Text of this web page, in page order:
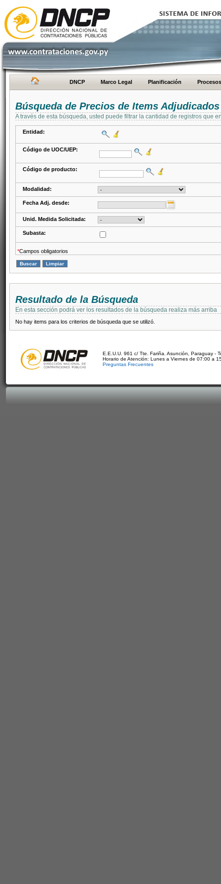
DNCP Marco Legal Planificación Procesos
Búsqueda de Precios de Items Adjudicados
A través de esta búsqueda, usted puede filtrar la cantidad de registros que
Entidad:
Código de UOC/UEP:
Código de producto:
Modalidad:
Fecha Adj. desde:
Unid. Medida Solicitada:
Subasta:
*Campos obligatorios
Resultado de la Búsqueda
En esta sección podrá ver los resultados de la búsqueda realiza más arriba
No hay items para los criterios de búsqueda que se utilizó.
E.E.U.U. 961 c/ Tte. Fariña. Asunción, Paraguay -
Horario de Atención: Lunes a Viernes de 07:00 a
Preguntas Frecuentes